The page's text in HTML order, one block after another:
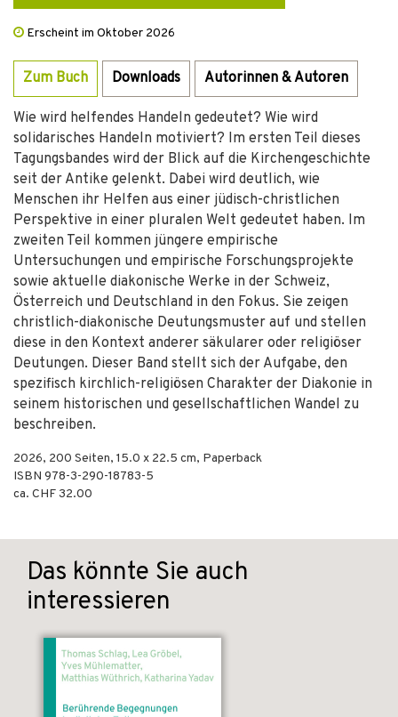
Erscheint im Oktober 2026
Zum Buch Downloads Autorinnen & Autoren
Wie wird helfendes Handeln gedeutet? Wie wird
solidarisches Handeln motiviert? Im ersten Teil dieses
Tagungsbandes wird der Blick auf die Kirchengeschichte
seit der Antike gelenkt. Dabei wird deutlich, wie
Menschen ihr Helfen aus einer jüdisch-christlichen
Perspektive in einer pluralen Welt gedeutet haben. Im
zweiten Teil kommen jüngere empirische
Untersuchungen und empirische Forschungsprojekte
sowie aktuelle diakonische Werke in der Schweiz,
Österreich und Deutschland in den Fokus. Sie zeigen
christlich-diakonische Deutungsmuster auf und stellen
diese in den Kontext anderer säkularer oder religiöser
Deutungen. Dieser Band stellt sich der Aufgabe, den
spezifisch kirchlich-religiösen Charakter der Diakonie in
seinem historischen und gesellschaftlichen Wandel zu
beschreiben.
2026, 200 Seiten, 15.0 x 22.5 cm, Paperback
ISBN 978-3-290-18783-5
ca. CHF 32.00
Das könnte Sie auch
interessieren